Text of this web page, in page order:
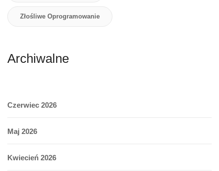
Złośliwe Oprogramowanie
Archiwalne
Czerwiec 2026
Maj 2026
Kwiecień 2026